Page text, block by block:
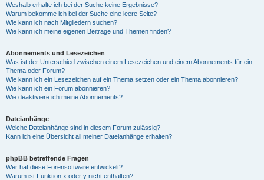
Weshalb erhalte ich bei der Suche keine Ergebnisse?
Warum bekomme ich bei der Suche eine leere Seite?
Wie kann ich nach Mitgliedern suchen?
Wie kann ich meine eigenen Beiträge und Themen finden?
Abonnements und Lesezeichen
Was ist der Unterschied zwischen einem Lesezeichen und einem Abonnements für ein
Thema oder Forum?
Wie kann ich ein Lesezeichen auf ein Thema setzen oder ein Thema abonnieren?
Wie kann ich ein Forum abonnieren?
Wie deaktiviere ich meine Abonnements?
Dateianhänge
Welche Dateianhänge sind in diesem Forum zulässig?
Kann ich eine Übersicht all meiner Dateianhänge erhalten?
phpBB betreffende Fragen
Wer hat diese Forensoftware entwickelt?
Warum ist Funktion x oder y nicht enthalten?